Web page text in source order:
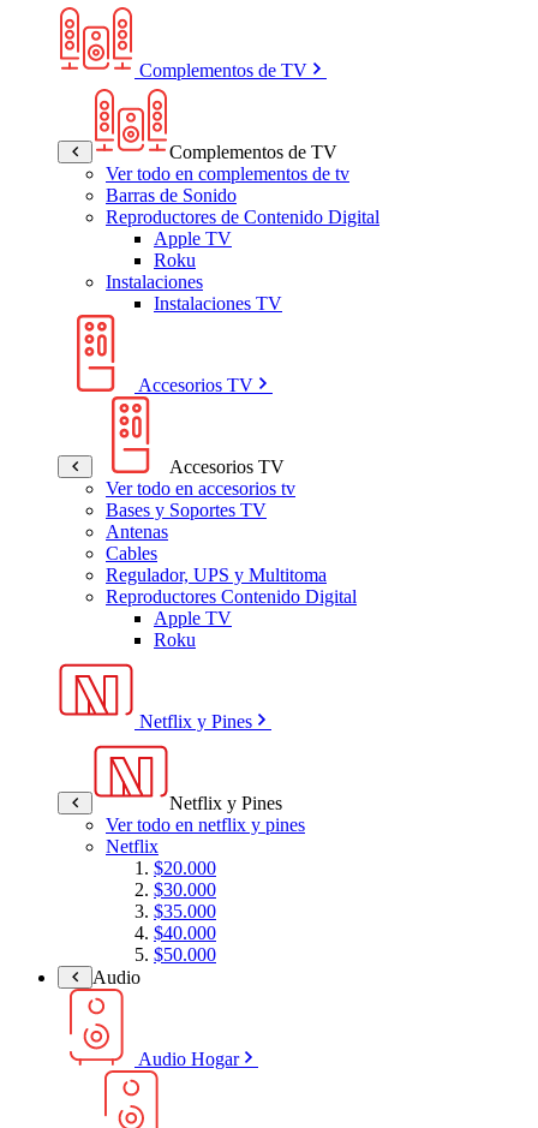
Complementos de TV
Complementos de TV
Ver todo en complementos de tv
Barras de Sonido
Reproductores de Contenido Digital
Apple TV
Roku
Instalaciones
Instalaciones TV
Accesorios TV
Accesorios TV
Ver todo en accesorios tv
Bases y Soportes TV
Antenas
Cables
Regulador, UPS y Multitoma
Reproductores Contenido Digital
Apple TV
Roku
Netflix y Pines
Netflix y Pines
Ver todo en netflix y pines
Netflix
$20.000
$30.000
$35.000
$40.000
$50.000
Audio
Audio Hogar